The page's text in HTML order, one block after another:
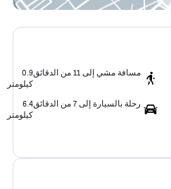
مسافة مشي إلى 11 من الدقائق
0.9
كيلومتر
رحلة بالسيارة إلى 7 من الدقائق
6.4
كيلومتر